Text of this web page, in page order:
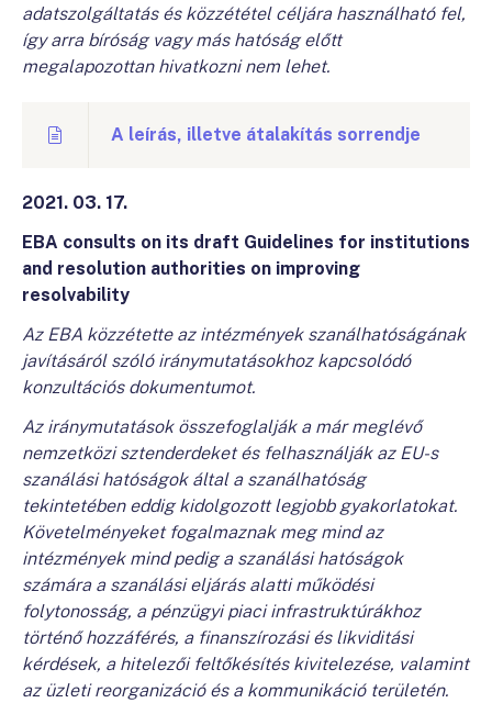
adatszolgáltatás és közzététel céljára használható fel,
így arra bíróság vagy más hatóság előtt
megalapozottan hivatkozni nem lehet.
A leírás, illetve átalakítás sorrendje
2021. 03. 17.
EBA consults on its draft Guidelines for institutions
and resolution authorities on improving
resolvability
Az EBA közzétette az intézmények szanálhatóságának
javításáról szóló iránymutatásokhoz kapcsolódó
konzultációs dokumentumot.
Az iránymutatások összefoglalják a már meglévő
nemzetközi sztenderdeket és felhasználják az EU-s
szanálási hatóságok által a szanálhatóság
tekintetében eddig kidolgozott legjobb gyakorlatokat.
Követelményeket fogalmaznak meg mind az
intézmények mind pedig a szanálási hatóságok
számára a szanálási eljárás alatti működési
folytonosság, a pénzügyi piaci infrastruktúrákhoz
történő hozzáférés, a finanszírozási és likviditási
kérdések, a hitelezői feltőkésítés kivitelezése, valamint
az üzleti reorganizáció és a kommunikáció területén.